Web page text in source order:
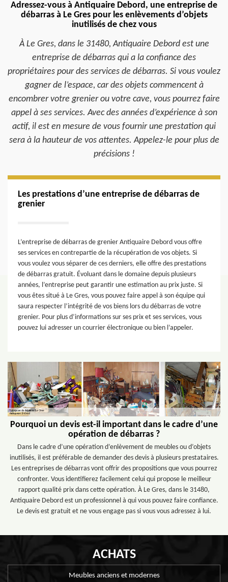
Adressez-vous à Antiquaire Debord, une entreprise de
débarras à Le Gres pour les enlèvements d’objets
inutilisés de chez vous
À Le Gres, dans le 31480, Antiquaire Debord est une
entreprise de débarras qui a la confiance des
propriétaires pour des services de débarras. Si vous voulez
gagner de l’espace, car des objets commencent à
encombrer votre grenier ou votre cave, vous pourrez faire
appel à ses services. Avec des années d’expérience à son
actif, il est en mesure de vous fournir une prestation qui
sera à la hauteur de vos attentes. Appelez-le pour plus de
précisions !
Les prestations d’une entreprise de débarras de
grenier
L’entreprise de débarras de grenier Antiquaire Debord vous offre
ses services en contrepartie de la récupération de vos objets. Si
vous voulez vous séparer de ces derniers, elle offre des prestations
de débarras gratuit. Évoluant dans le domaine depuis plusieurs
années, l’entreprise peut garantir une estimation au prix juste. Si
vous êtes situé à Le Gres, vous pouvez faire appel à son équipe qui
saura respecter l’intégrité de vos biens lors du débarras de votre
grenier. Pour plus d’informations sur ses prix et ses services, vous
pouvez lui adresser un courrier électronique ou bien l’appeler.
Pourquoi un devis est-il important dans le cadre d’une
opération de débarras ?
Dans le cadre d’une opération d’enlèvement de meubles ou d’objets
inutilisés, il est préférable de demander des devis à plusieurs prestataires.
Les entreprises de débarras vont offrir des propositions que vous pourrez
confronter. Vous identifierez facilement celui qui propose le meilleur
rapport qualité prix dans cette opération. À Le Gres, dans le 31480,
Antiquaire Debord est un professionnel à qui vous pouvez faire confiance.
Le devis est gratuit et ne vous engage pas si vous vous adressez à lui.
ACHATS
Meubles anciens et modernes